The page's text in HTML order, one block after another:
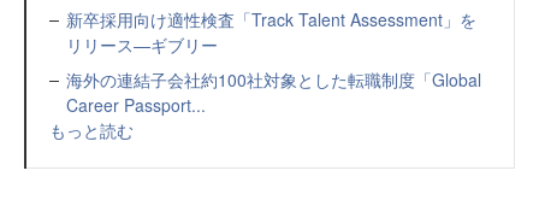
新卒採用向け適性検査「Track Talent Assessment」を
リリース—ギブリー
海外の連結子会社約100社対象とした転職制度「Global
Career Passport...
もっと読む